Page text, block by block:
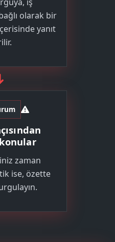
olarak bir
yanıt
zaman
ise, özette